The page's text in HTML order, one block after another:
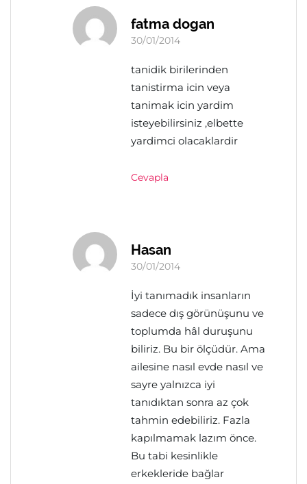
fatma dogan
30/01/2014
tanidik birilerinden
tanistirma icin veya
tanimak icin yardim
isteyebilirsiniz ,elbette
yardimci olacaklardir
Cevapla
Hasan
30/01/2014
İyi tanımadık insanların
sadece dış görünüşunu ve
toplumda hâl duruşunu
biliriz. Bu bir ölçüdür. Ama
ailesine nasıl evde nasıl ve
sayre yalnızca iyi
tanıdıktan sonra az çok
tahmin edebiliriz. Fazla
kapılmamak lazım önce.
Bu tabi kesinlikle
erkekleride bağlar